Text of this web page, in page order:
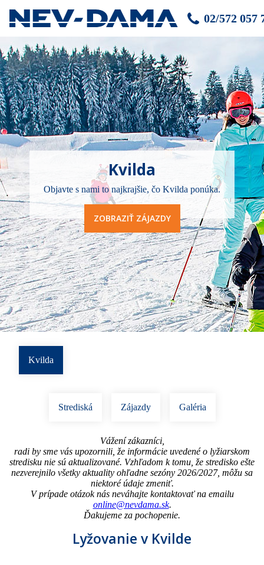
02/572 057
Kvilda
Objavte s nami to najkrajšie, čo Kvilda ponúka.
ZOBRAZIŤ ZÁJAZDY
Kvilda
Strediská Zájazdy Galéria
Vážení zákazníci,
radi by sme vás upozornili, že informácie uvedené o lyžiarskom
stredisku nie sú aktualizované. Vzhľadom k tomu, že stredisko ešte
nezverejnilo všetky aktuality ohľadne sezóny 2026/2027, môžu sa
niektoré údaje zmeniť.
V prípade otázok nás neváhajte kontaktovať na emailu
online@nevdama.sk.
Ďakujeme za pochopenie.
Lyžovanie v Kvilde